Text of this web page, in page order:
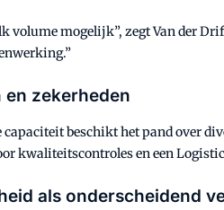
volume mogelijk”, zegt Van der
en zekerheden
capaciteit beschikt het pand over
kwaliteitscontroles en een
als onderscheidend